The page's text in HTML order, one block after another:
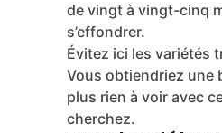
humide, plus crémeux
presque soupe pour le
cuisson dure plus
rapport liquide/grain
Dans ce contexte, les
sont une excellente